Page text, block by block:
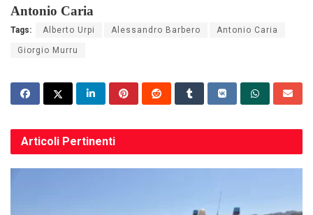
Antonio Caria
Tags: Alberto Urpi Alessandro Barbero Antonio Caria
Giorgio Murru
Articoli Pertinenti